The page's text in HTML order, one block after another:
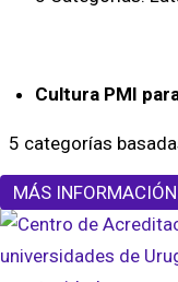
Cultura PMI
5 categorías
MÁS INFORMACIÓN